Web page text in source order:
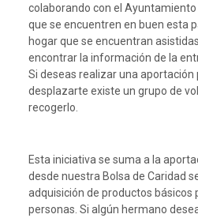
colaborando con el
que se encuentren en buen esta
hogar que se encuentran
encontrar la información de la
Si deseas realizar una aportación
desplazarte existe un grupo de
recogerlo.
Esta iniciativa se suma a la
desde nuestra Bolsa de Caridad
adquisición de productos básicos
personas. Si algún hermano